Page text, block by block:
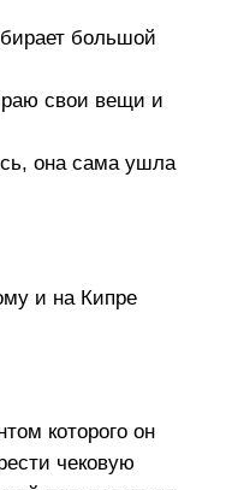
большой
свои вещи и
она сама ушла
и на Кипре
которого он
чековую